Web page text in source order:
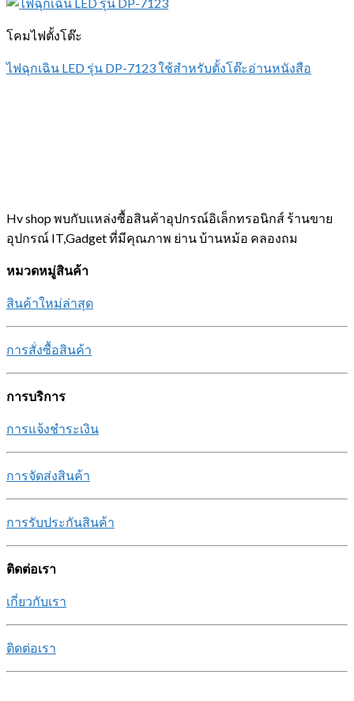
โคมไฟตั้งโต๊ะ
ไฟฉุกเฉิน LED รุ่น DP-7123 ใช้สำหรับตั้งโต๊ะอ่านหนังสือ
Hv shop พบกับแหล่งซื้อสินค้าอุปกรณ์อิเล็กทรอนิกส์ ร้านขาย
อุปกรณ์ IT,Gadget ที่มีคุณภาพ ย่าน บ้านหม้อ คลองถม
หมวดหมู่สินค้า
สินค้าใหม่ล่าสุด
การสั่งซื้อสินค้า
การบริการ
การแจ้งชำระเงิน
การจัดส่งสินค้า
การรับประกันสินค้า
ติดต่อเรา
เกี่ยวกับเรา
ติดต่อเรา